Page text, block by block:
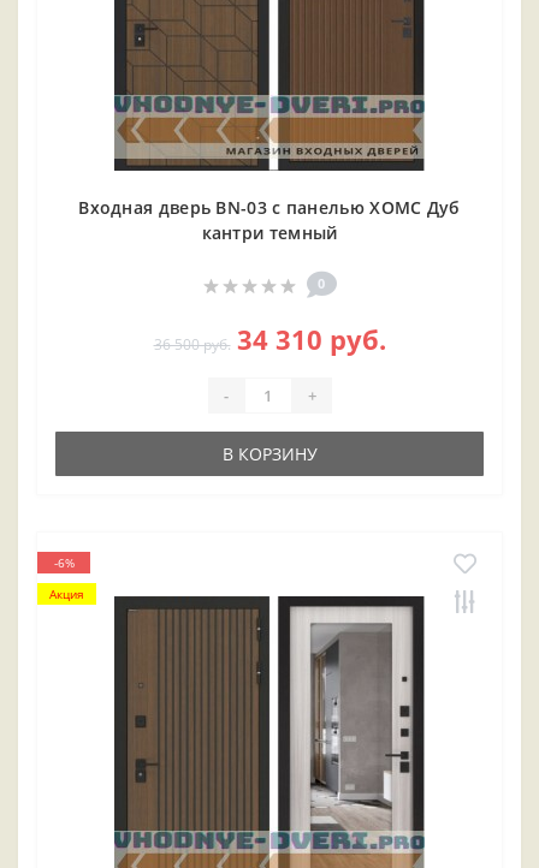
Входная дверь BN-03 с панелью ХОМС Дуб
кантри темный
0
36 500 руб. 34 310 руб.
- +
В КОРЗИНУ
-6%
Акция